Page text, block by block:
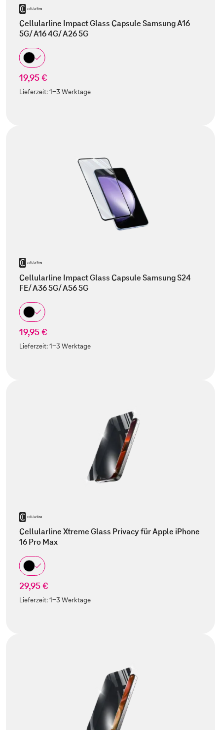
Cellularline Impact Glass Capsule Samsung A16
5G/ A16 4G/ A26 5G
19,95 €
Lieferzeit:1-3 Werktage
Cellularline Impact Glass Capsule Samsung S24
FE/ A36 5G/ A56 5G
19,95 €
Lieferzeit:1-3 Werktage
Cellularline Xtreme Glass Privacy für Apple iPhone
16 Pro Max
29,95 €
Lieferzeit:1-3 Werktage